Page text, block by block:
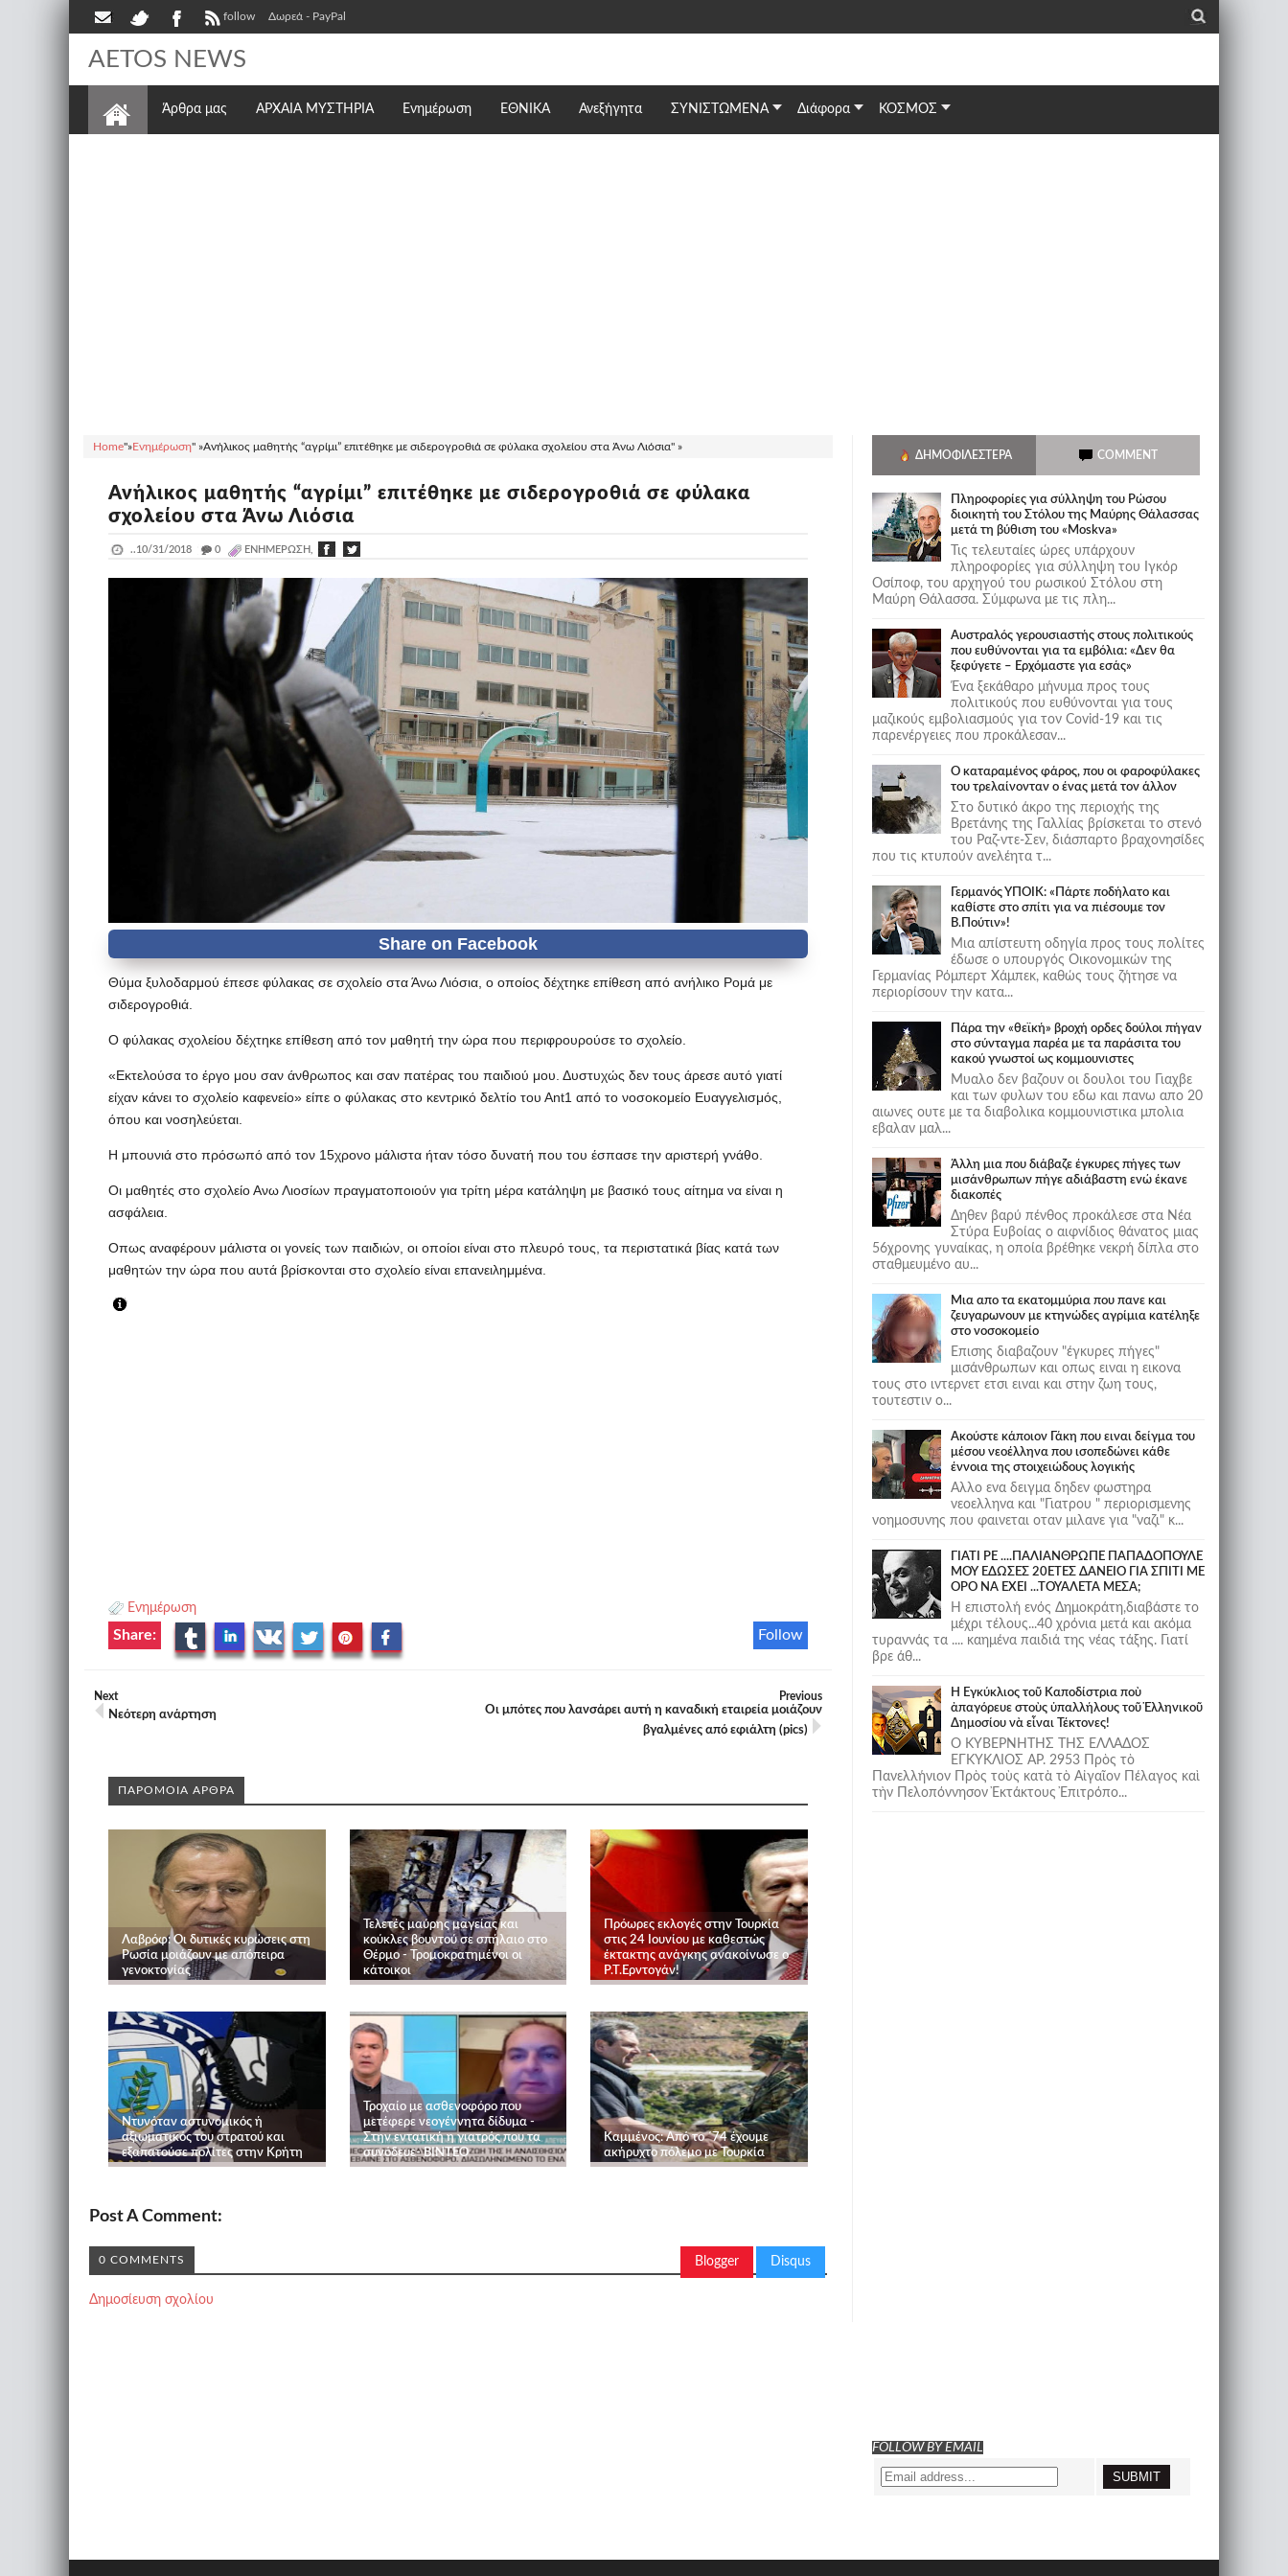
follow Δωρεά - PayPal _
AETOS NEWS
Άρθρα μας ΑΡΧΑΙΑ ΜΥΣΤΗΡΙΑ Ενημέρωση ΕΘΝΙΚΆ Ανεξήγητα ΣΥΝΙΣΤΩΜΕΝΑ Διάφορα ΚΟΣΜΟΣ
Home"»Ενημέρωση" »Ανήλικος μαθητής “αγρίμι” επιτέθηκε με σιδερογροθιά σε φύλακα σχολείου στα Άνω Λιόσια" »
Ανήλικος μαθητής “αγρίμι” επιτέθηκε με σιδερογροθιά σε φύλακα
σχολείου στα Άνω Λιόσια
..10/31/2018 _ 0 ΕΝΗΜΈΡΩΣΗ,
Θύμα ξυλοδαρμού έπεσε φύλακας σε σχολείο στα Άνω Λιόσια, ο οποίος δέχτηκε επίθεση από ανήλικο Ρομά με
σιδερογροθιά.
Ο φύλακας σχολείου δέχτηκε επίθεση από τον μαθητή την ώρα που περιφρουρούσε το σχολείο.
«Εκτελούσα το έργο μου σαν άνθρωπος και σαν πατέρας του παιδιού μου. Δυστυχώς δεν τους άρεσε αυτό γιατί
είχαν κάνει το σχολείο καφενείο» είπε ο φύλακας στο κεντρικό δελτίο του Αnt1 από το νοσοκομείο Ευαγγελισμός,
όπου και νοσηλεύεται.
H μπουνιά στο πρόσωπό από τον 15χρονο μάλιστα ήταν τόσο δυνατή που του έσπασε την αριστερή γνάθο.
Οι μαθητές στο σχολείο Ανω Λιοσίων πραγματοποιούν για τρίτη μέρα κατάληψη με βασικό τους αίτημα να είναι η
ασφάλεια.
Οπως αναφέρουν μάλιστα οι γονείς των παιδιών, οι οποίοι είναι στο πλευρό τους, τα περιστατικά βίας κατά των
μαθητών την ώρα που αυτά βρίσκονται στο σχολείο είναι επανειλημμένα.
Ενημέρωση
Follow
Share:
Next
Νεότερη ανάρτηση
Previous
Οι μπότες που λανσάρει αυτή η καναδική εταιρεία μοιάζουν
βγαλμένες από εφιάλτη (pics)
ΠΑΡΟΜΟΙΑ ΑΡΘΡΑ
Λαβρόφ: Οι δυτικές κυρώσεις στη
Ρωσία μοιάζουν με απόπειρα
γενοκτονίας
Τελετές μαύρης μαγείας και
κούκλες βουντού σε σπήλαιο στο
Θέρμο - Τρομοκρατημένοι οι
κάτοικοι
Πρόωρες εκλογές στην Τουρκία
στις 24 Ιουνίου με καθεστώς
έκτακτης ανάγκης ανακοίνωσε ο
Ρ.Τ.Ερντογάν!
Ντυνόταν αστυνομικός ή
αξιωματικός του στρατού και
εξαπατούσε πολίτες στην Κρήτη
Τροχαίο με ασθενοφόρο που
μετέφερε νεογέννητα δίδυμα -
Στην εντατική η γιατρός που τα
συνόδευε- ΒΙΝΤΕΟ
Καμμένος: Από το ΄74 έχουμε
ακήρυχτο πόλεμο με Τουρκία
Post A Comment:
Blogger Disqus
0 COMMENTS
Δημοσίευση σχολίου
ΔΗΜΟΦΙΛΈΣΤΕΡΑ COMMENT
Πληροφορίες για σύλληψη του Ρώσου
διοικητή του Στόλου της Mαύρης Θάλασσας
μετά τη βύθιση του «Moskva»
Τις τελευταίες ώρες υπάρχουν
πληροφορίες για σύλληψη του Ιγκόρ
Οσίποφ, του αρχηγού του ρωσικού Στόλου στη
Μαύρη Θάλασσα. Σύμφωνα με τις πλη...
Αυστραλός γερουσιαστής στους πολιτικούς
που ευθύνονται για τα εμβόλια: «Δεν θα
ξεφύγετε – Ερχόμαστε για εσάς»
Ένα ξεκάθαρο μήνυμα προς τους
πολιτικούς που ευθύνονται για τους
μαζικούς εμβολιασμούς για τον Covid-19 και τις
παρενέργειες που προκάλεσαν...
Ο καταραμένος φάρος, που οι φαροφύλακες
του τρελαίνονταν ο ένας μετά τον άλλον
Στο δυτικό άκρο της περιοχής της
Βρετάνης της Γαλλίας βρίσκεται το στενό
του Ραζ-ντε-Σεν, διάσπαρτο βραχονησίδες
που τις κτυπούν ανελέητα τ...
Γερμανός ΥΠΟΙΚ: «Πάρτε ποδήλατο και
καθίστε στο σπίτι για να πιέσουμε τον
Β.Πούτιν»!
Μια απίστευτη οδηγία προς τους πολίτες
έδωσε ο υπουργός Οικονομικών της
Γερμανίας Ρόμπερτ Χάμπεκ, καθώς τους ζήτησε να
περιορίσουν την κατα...
Πάρα την «θεϊκή» βροχή ορδες δούλοι πήγαν
στο σύνταγμα παρέα με τα παράσιτα του
κακού γνωστοί ως κομμουνιστες
Μυαλο δεν βαζουν οι δουλοι του Γιαχβε
και των φυλων του εδω και πανω απο 20
αιωνες ουτε με τα διαβολικα κομμουνιστικα μπολια
εβαλαν μαλ...
Άλλη μια που διάβαζε έγκυρες πήγες των
μισάνθρωπων πήγε αδιάβαστη ενώ έκανε
διακοπές
Δηθεν βαρύ πένθος προκάλεσε στα Νέα
Στύρα Ευβοίας ο αιφνίδιος θάνατος μιας
56χρονης γυναίκας, η οποία βρέθηκε νεκρή δίπλα στο
σταθμευμένο αυ...
Μια απο τα εκατομμύρια που πανε και
ζευγαρωνουν με κτηνώδες αγρίμια κατέληξε
στο νοσοκομείο
Επισης διαβαζουν "έγκυρες πήγες"
μισάνθρωπων και οπως ειναι η εικονα
τους στο ιντερνετ ετσι ειναι και στην ζωη τους,
τουτεστιν ο...
Ακούστε κάποιον Γάκη που ειναι δείγμα του
μέσου νεοέλληνα που ισοπεδώνει κάθε
έννοια της στοιχειώδους λογικής
Αλλο ενα δειγμα δηδεν φωστηρα
νεοελληνα και "Γιατρου " περιορισμενης
νοημοσυνης που φαινεται οταν μιλανε για "ναζι" κ...
ΓΙΑΤΙ ΡΕ ....ΠΑΛΙΑΝΘΡΩΠΕ ΠΑΠΑΔΟΠΟΥΛΕ
ΜΟΥ ΕΔΩΣΕΣ 20ΕΤΕΣ ΔΑΝΕΙΟ ΓΙΑ ΣΠΙΤΙ ΜΕ
ΟΡΟ ΝΑ ΕΧΕΙ ...ΤΟΥΑΛΕΤΑ ΜΕΣΑ;
Η επιστολή ενός Δημοκράτη,διαβάστε το
μέχρι τέλους...40 χρόνια μετά και ακόμα
τυραννάς τα .... καημένα παιδιά της νέας τάξης. Γιατί
βρε άθ...
Ἡ Ἐγκύκλιος τοῦ Καποδίστρια ποὺ
ἀπαγόρευε στοὺς ὑπαλλήλους τοῦ Ἑλληνικοῦ
Δημοσίου νὰ εἶναι Τέκτονες!
Ο ΚΥΒΕΡΝΗΤΗΣ ΤΗΣ ΕΛΛΑΔΟΣ
ΕΓΚΥΚΛΙΟΣ ΑΡ. 2953 Πρὸς τὸ
Πανελλήνιον Πρὸς τοὺς κατὰ τὸ Αἰγαῖον Πέλαγος καὶ
τὴν Πελοπόννησον Ἐκτάκτους Ἐπιτρόπο...
FOLLOW BY EMAIL